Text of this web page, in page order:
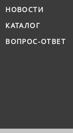
НОВОСТИ
КАТАЛОГ
ВОПРОС-ОТВЕТ